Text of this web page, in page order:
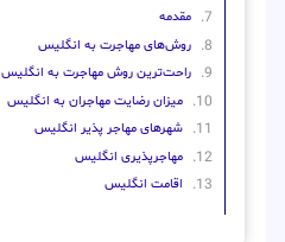
مقدمه
روش‌‌های مهاجرت به انگلیس
راحت‌ترین روش مهاجرت به انگلیس
میزان رضایت مهاجران به انگلیس
شهرهای مهاجر پذیر انگلیس
مهاجرپذیری انگلیس
اقامت انگلیس